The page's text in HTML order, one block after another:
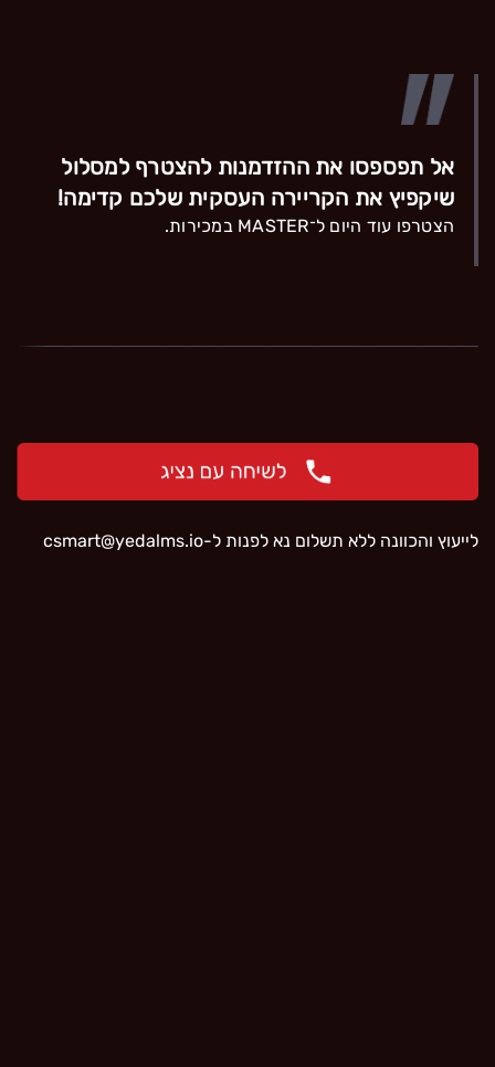
אל תפספסו את ההזדמנות להצטרף למסלול
שיקפיץ את הקריירה העסקית שלכם קדימה!
הצטרפו עוד היום ל־MASTER במכירות.
לייעוץ והכוונה ללא תשלום נא לפנות ל-‫csmart@yedalms.io‬